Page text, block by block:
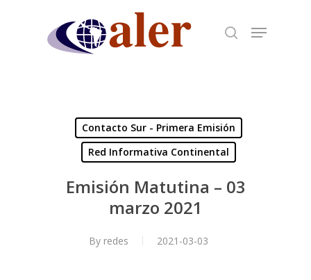
Contacto Sur - Primera Emisión
Red Informativa Continental
Emisión Matutina – 03
marzo 2021
By redes 2021-03-03